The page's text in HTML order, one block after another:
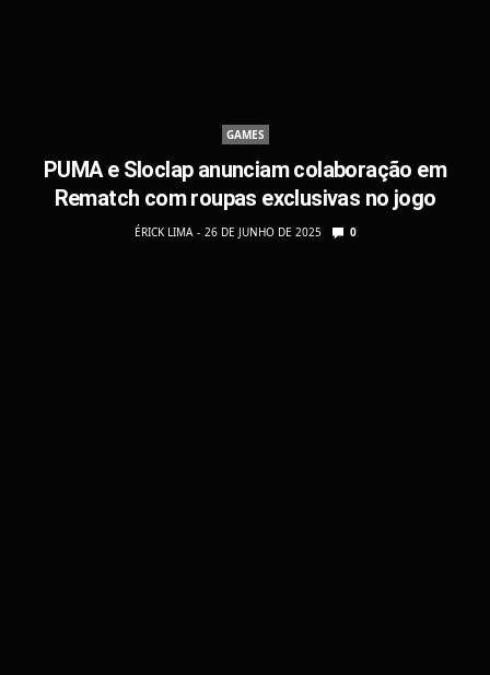
GAMES
PUMA e Sloclap anunciam colaboração em
Rematch com roupas exclusivas no jogo
ÉRICK LIMA 26 DE JUNHO DE 2025 0